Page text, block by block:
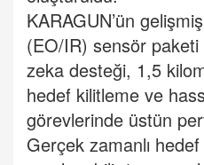
KARAGUN’ün
(EO/IR) sensör
zeka desteği, 1,5
hedef kilitleme ve
görevlerinde üstün
Gerçek zamanlı